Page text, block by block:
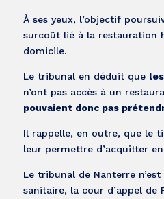
À ses yeux, l’objectif
surcoût lié à la restauration
domicile.
Le tribunal en déduit que
n’ont pas accès à un
pouvaient donc pas
Il rappelle, en outre, que le
leur permettre d’acquitter
Le tribunal de Nanterre
sanitaire, la cour d’appel